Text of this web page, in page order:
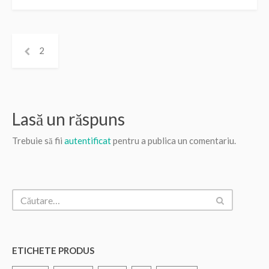
2
Lasă un răspuns
Trebuie să fii autentificatpentru a publica un comentariu.
ETICHETE PRODUS